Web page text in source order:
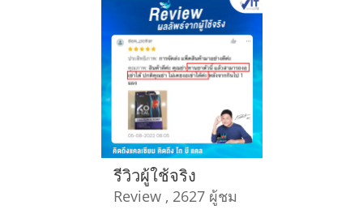
รีวิวผู้ใช้จริง
Review , 2627 ผู้ชม